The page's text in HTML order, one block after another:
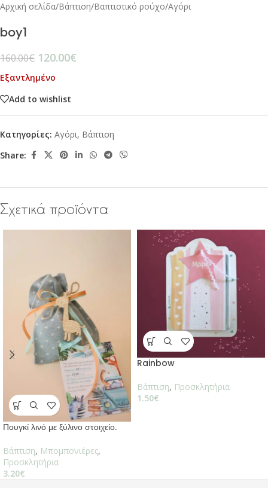
Αρχική σελίδα/Βάπτιση/Βαπτιστικό ρούχο/Αγόρι
boy1
160.00€ 120.00€
Εξαντλημένο
Add to wishlist
Κατηγορίες: Αγόρι, Βάπτιση
Share:
Σχετικά προϊόντα
Πουγκί λινό με ξύλινο στοιχείο.
Βάπτιση, Μπομπονιέρες,
Προσκλητήρια
3.20€
Rainbow
Βάπτιση, Προσκλητήρια
1.50€